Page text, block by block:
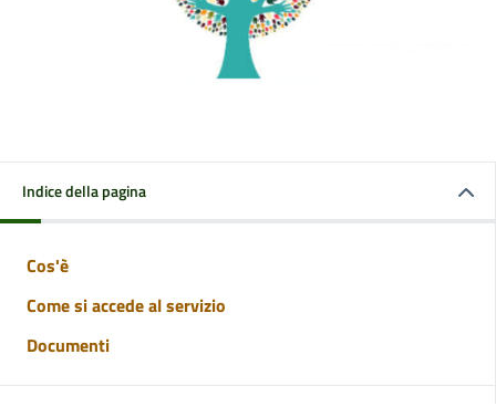
Indice della pagina
Cos'è
Come si accede al servizio
Documenti